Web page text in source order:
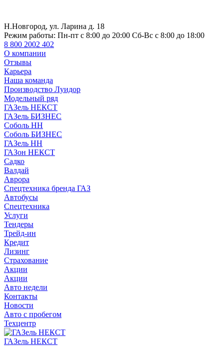
Н.Новгород, ул. Ларина д. 18
Режим работы: Пн-пт с 8:00 до 20:00 Сб-Вс с 8:00 до 18:00
8 800 2002 402
О компании
Отзывы
Карьера
Наша команда
Производство Луидор
Модельный ряд
ГАЗель НЕКСТ
ГАЗель БИЗНЕС
Соболь НН
Соболь БИЗНЕС
ГАЗель НН
ГАЗон НЕКСТ
Садко
Валдай
Аврора
Спецтехника бренда ГАЗ
Автобусы
Спецтехника
Услуги
Тендеры
Трейд-ин
Кредит
Лизинг
Страхование
Акции
Акции
Авто недели
Контакты
Новости
Авто с пробегом
Техцентр
ГАЗель НЕКСТ